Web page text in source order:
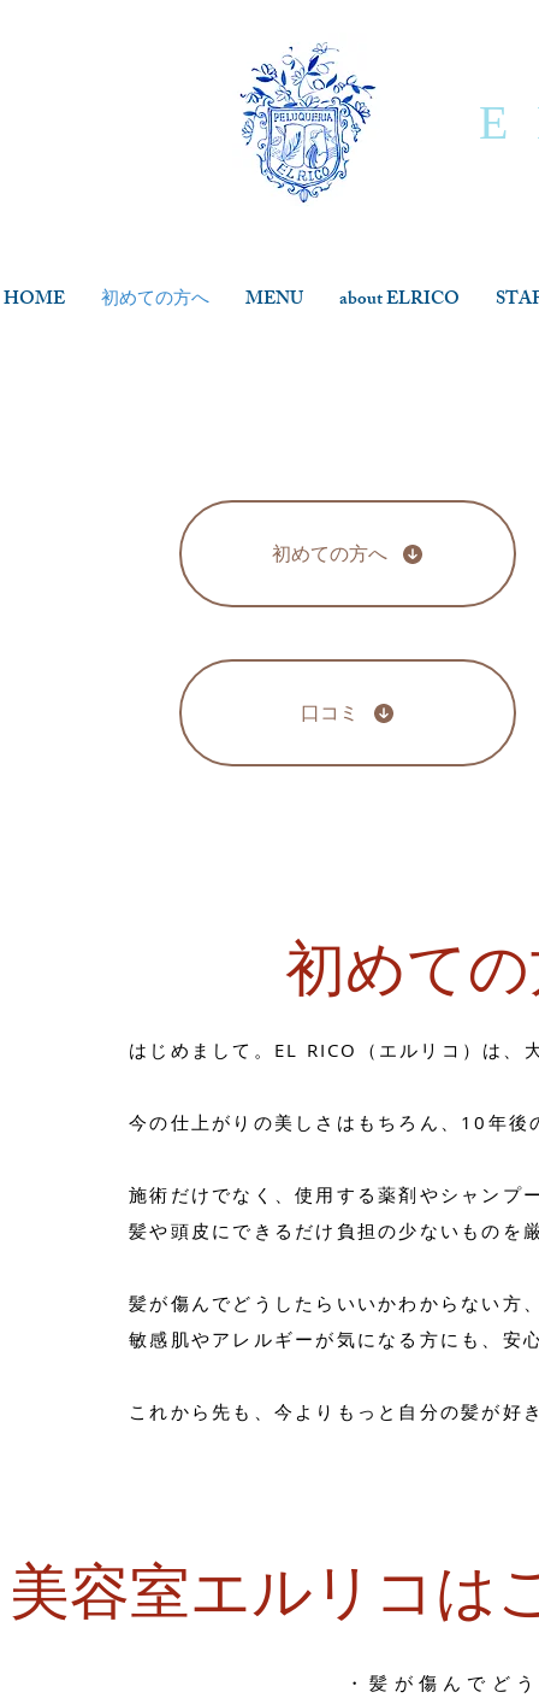
HOME 初めての方へ MENU about ELRICO
初めての方へ
口コミ
初めて
はじめまして。 EL RICO（エルリコ）は、
今の仕上がりの美しさはもちろん、10年
施術だけでなく、使用する薬剤やシャンプ
髪や頭皮にできるだけ負担の少ないものを
髪が傷んでどうしたらいいかわからない方
敏感肌やアレルギーが気になる方にも、 安
これから先も、今よりもっと自分の髪が好
美容室エルリコは
・髪が傷んでど